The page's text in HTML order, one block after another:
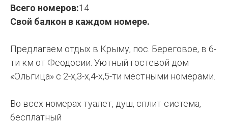
Всего номеров:14
Свой балкон в каждом номере.
Предлагаем отдых в Крыму, пос. Береговое, в 6-
ти км от Феодосии. Уютный гостевой дом
«Ольгица» с 2-х,3-х,4-х,5-ти местными номерами.
Во всех номерах туалет, душ, сплит-система,
бесплатный